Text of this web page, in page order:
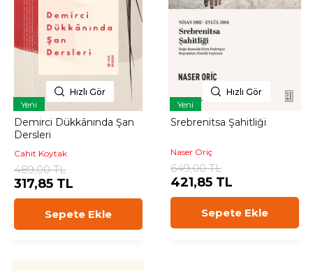
Hızlı Gör
Yeni
Demirci Dükkânında Şan
Dersleri
Cahit Koytak
489,00 TL
317,85 TL
Sepete Ekle
Hızlı Gör
Yeni
Srebrenitsa Şahitliği
Naser Oriç
649,00 TL
421,85 TL
Sepete Ekle